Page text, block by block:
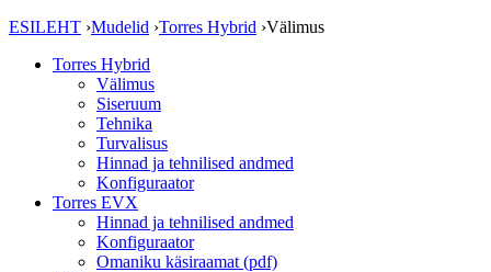
ESILEHT ›Mudelid ›Torres Hybrid ›Välimus
Torres Hybrid
Välimus
Siseruum
Tehnika
Turvalisus
Hinnad ja tehnilised andmed
Konfiguraator
Torres EVX
Hinnad ja tehnilised andmed
Konfiguraator
Omaniku käsiraamat (pdf)